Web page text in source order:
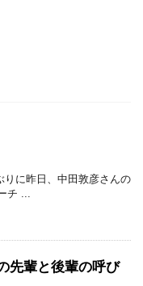
りに昨日、中田敦彦さんの
チ ...
先輩と後輩の呼び